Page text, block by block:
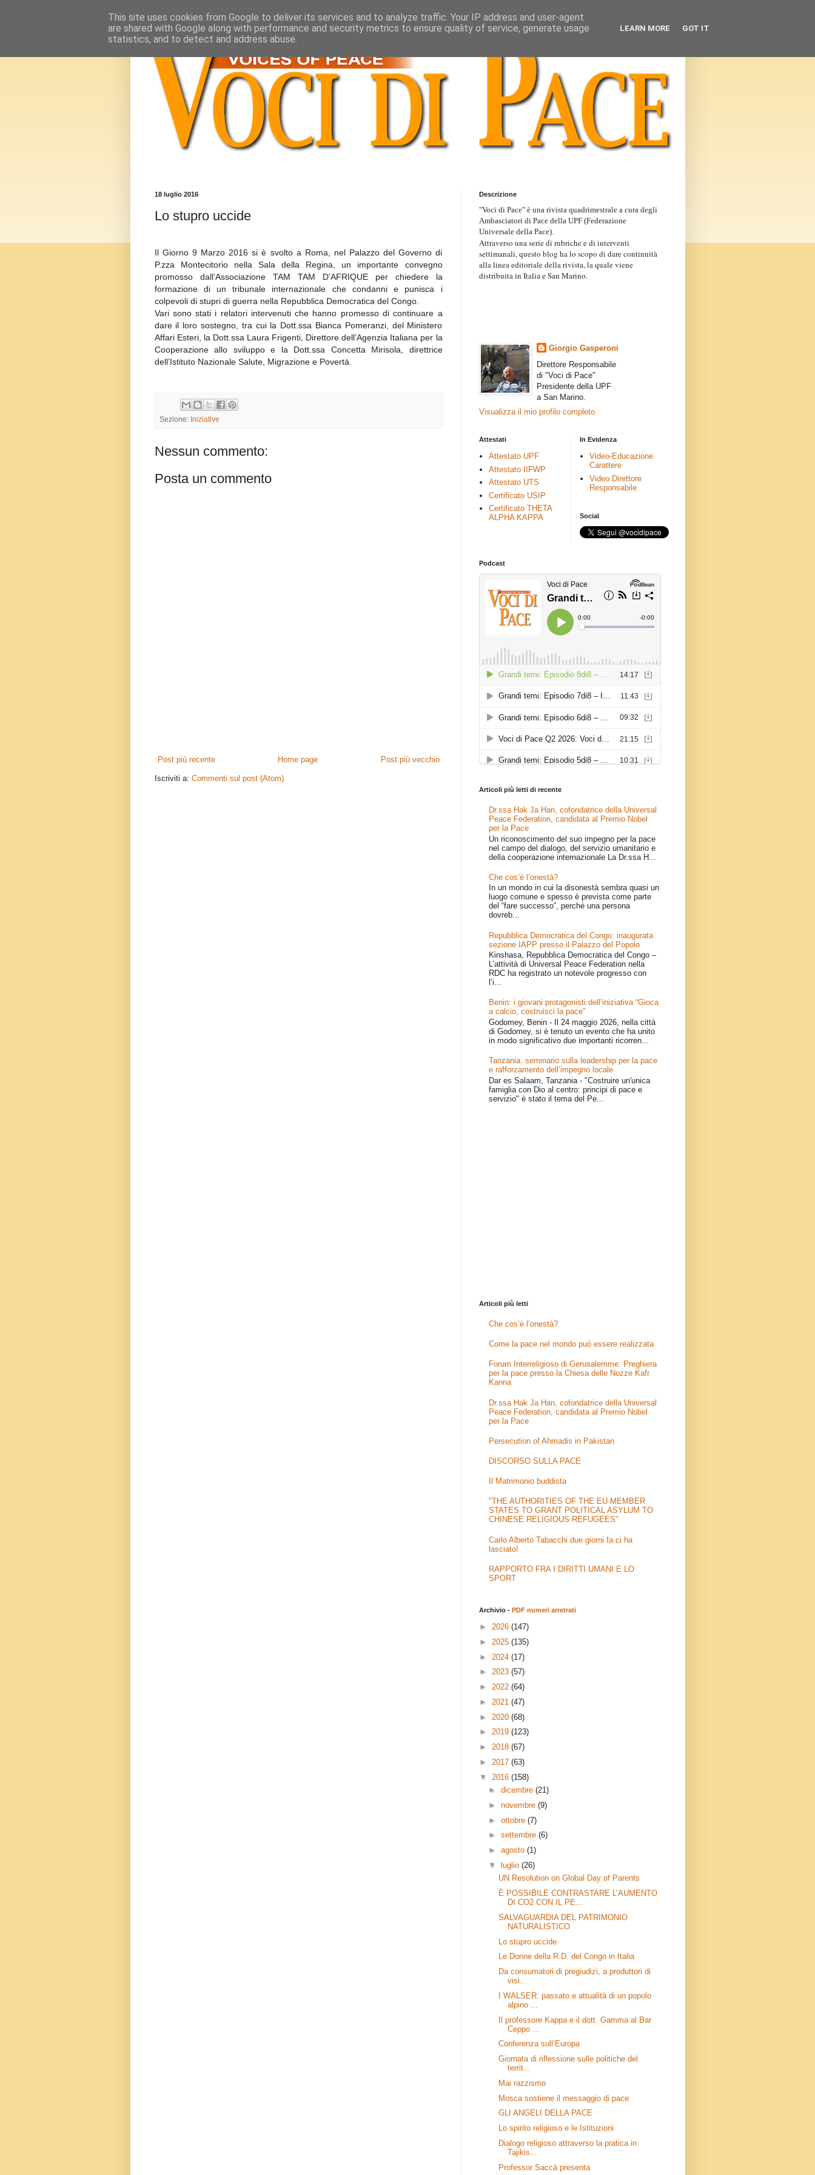
18 luglio 2016
Lo stupro uccide
Il Giorno 9 Marzo 2016 si è svolto a Roma, nel Palazzo del Governo di
P.zza Montecitorio nella Sala della Regina, un importante convegno
promosso dall’Associazione TAM TAM D’AFRIQUE per chiedere la
formazione di un tribunale internazionale che condanni e punisca i
colpevoli di stupri di guerra nella Repubblica Democratica del Congo.
Vari sono stati i relatori intervenuti che hanno promesso di continuare a
dare il loro sostegno, tra cui la Dott.ssa Bianca Pomeranzi, del Ministero
Affari Esteri, la Dott.ssa Laura Frigenti, Direttore dell’Agenzia Italiana per la
Cooperazione allo sviluppo e la Dott.ssa Concetta Mirisola, direttrice
dell’Istituto Nazionale Salute, Migrazione e Povertà.
Sezione: Iniziative
Nessun commento:
Posta un commento
Post più recente Post più vecchio
Home page
Iscriviti a: Commenti sul post (Atom)
Descrizione
"Voci di Pace" è una rivista quadrimestrale a cura degli
Ambasciatori di Pace della UPF (Federazione
Universale della Pace).
Attraverso una serie di rubriche e di interventi
settimanali, questo blog ha lo scopo di dare continuità
alla linea editoriale della rivista, la quale viene
distribuita in Italia e San Marino.
Giorgio Gasperoni
Direttore Responsabile
di "Voci di Pace"
Presidente della UPF
a San Marino.
Visualizza il mio profilo completo
Attestati
Attestato UPF
Attestato IIFWP
Attestato UTS
Certificato USIP
Certificato THETA
ALPHA KAPPA
In Evidenza
Video-Educazione
Carattere
Video Direttore
Responsabile
Social
Podcast
Articoli più letti di recente
Dr.ssa Hak Ja Han, cofondatrice della Universal
Peace Federation, candidata al Premio Nobel
per la Pace
Un riconoscimento del suo impegno per la pace
nel campo del dialogo, del servizio umanitario e
della cooperazione internazionale La Dr.ssa H...
Che cos’è l’onestà?
In un mondo in cui la disonestà sembra quasi un
luogo comune e spesso è prevista come parte
del “fare successo”, perché una persona
dovreb...
Repubblica Democratica del Congo: inaugurata
sezione IAPP presso il Palazzo del Popolo
Kinshasa, Repubblica Democratica del Congo –
L’attività di Universal Peace Federation nella
RDC ha registrato un notevole progresso con
l’i...
Benin: i giovani protagonisti dell’iniziativa “Gioca
a calcio, costruisci la pace”
Godomey, Benin - Il 24 maggio 2026, nella città
di Godomey, si è tenuto un evento che ha unito
in modo significativo due importanti ricorren...
Tanzania: seminario sulla leadership per la pace
e rafforzamento dell’impegno locale
Dar es Salaam, Tanzania - "Costruire un'unica
famiglia con Dio al centro: principi di pace e
servizio" è stato il tema del Pe...
Articoli più letti
Che cos’è l’onestà?
Come la pace nel mondo può essere realizzata
Forum Interreligioso di Gerusalemme: Preghiera
per la pace presso la Chiesa delle Nozze Kafr
Kanna
Dr.ssa Hak Ja Han, cofondatrice della Universal
Peace Federation, candidata al Premio Nobel
per la Pace
Persecution of Ahmadis in Pakistan
DISCORSO SULLA PACE
Il Matrimonio buddista
"THE AUTHORITIES OF THE EU MEMBER
STATES TO GRANT POLITICAL ASYLUM TO
CHINESE RELIGIOUS REFUGEES"
Carlo Alberto Tabacchi due giorni fa ci ha
lasciato!
RAPPORTO FRA I DIRITTI UMANI E LO
SPORT
Archivio - PDF numeri arretrati
► 2026 (147)
► 2025 (135)
► 2024 (17)
► 2023 (57)
► 2022 (64)
► 2021 (47)
► 2020 (68)
► 2019 (123)
► 2018 (67)
► 2017 (63)
▼ 2016 (158)
►dicembre(21)
►novembre(9)
►ottobre(7)
►settembre(6)
►agosto(1)
▼
luglio(26)
UN Resolution on Global Day of Parents
È POSSIBILE CONTRASTARE L’AUMENTO
DI CO2 CON IL PE...
SALVAGUARDIA DEL PATRIMONIO
NATURALISTICO
Lo stupro uccide
Le Donne della R.D. del Congo in Italia
Da consumatori di pregiudizi, a produttori di
visi...
I WALSER: passato e attualità di un popolo
alpino ...
Il professore Kappa e il dott. Gamma al Bar
Ceppo ...
Conferenza sull’Europa
Giornata di riflessione sulle politiche del
territ...
Mai razzismo
Mosca sostiene il messaggio di pace
GLI ANGELI DELLA PACE
Lo spirito religioso e le Istituzioni
Dialogo religioso attraverso la pratica in
Tajikis...
Professor Saccà presenta
This site uses cookies from Google to deliver its services and to analyze traffic. Your IP address and user-agent
are shared with Google along with performance and security metrics to ensure quality of service, generate usage
statistics, and to detect and address abuse.
LEARN MORE GOT IT